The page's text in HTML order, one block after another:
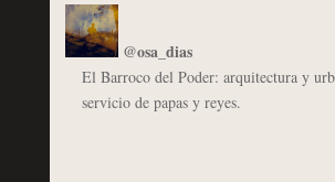
@osa_dias
El Barroco del Poder: arquitectura y
servicio de papas y reyes.